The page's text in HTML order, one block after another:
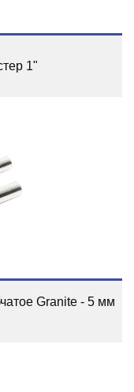
1"
Granite - 5 мм